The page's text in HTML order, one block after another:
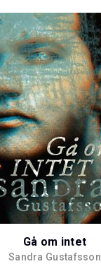
Gå om intet
Sandra Gustafsson